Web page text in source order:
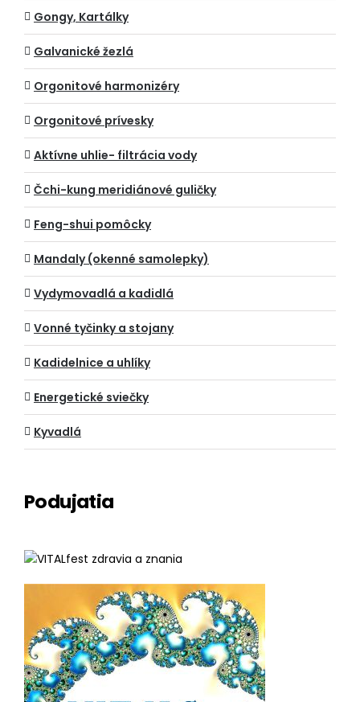
Gongy, Kartálky
Galvanické žezlá
Orgonitové harmonizéry
Orgonitové prívesky
Aktívne uhlie- filtrácia vody
Čchi-kung meridiánové guličky
Feng-shui pomôcky
Mandaly (okenné samolepky)
Vydymovadlá a kadidlá
Vonné tyčinky a stojany
Kadidelnice a uhlíky
Energetické sviečky
Kyvadlá
Podujatia